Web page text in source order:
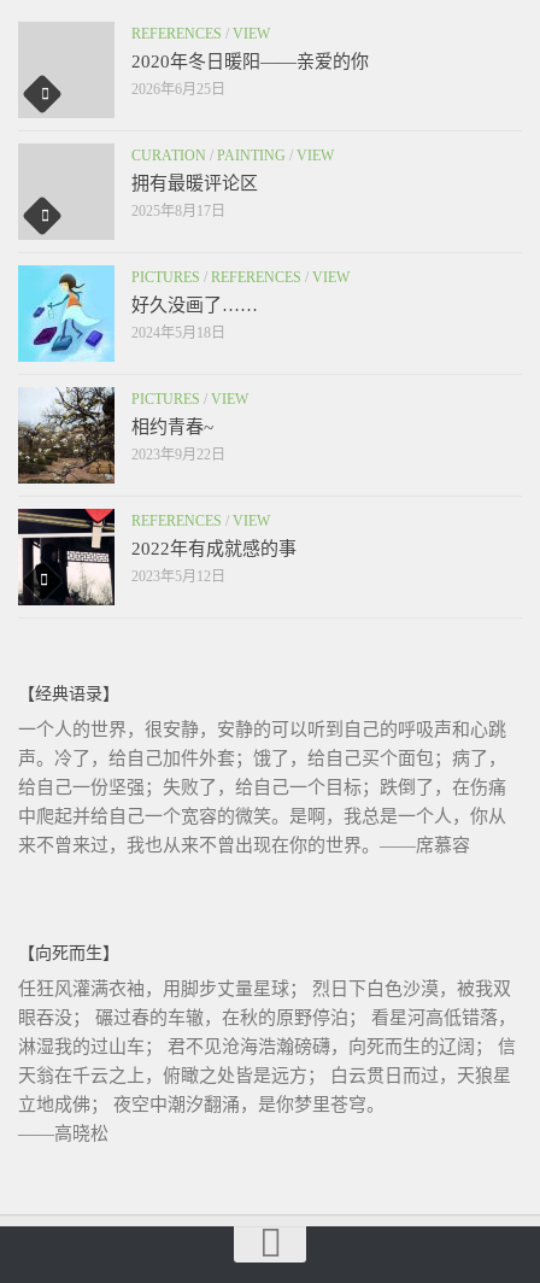
REFERENCES / VIEW
2020年冬日暖阳——亲爱的你
2026年6月25日
CURATION / PAINTING / VIEW
拥有最暖评论区
2025年8月17日
PICTURES / REFERENCES / VIEW
好久没画了……
2024年5月18日
PICTURES / VIEW
相约青春~
2023年9月22日
REFERENCES / VIEW
2022年有成就感的事
2023年5月12日
【经典语录】
一个人的世界，很安静，安静的可以听到自己的呼吸声和心跳
声。冷了，给自己加件外套；饿了，给自己买个面包；病了，
给自己一份坚强；失败了，给自己一个目标；跌倒了，在伤痛
中爬起并给自己一个宽容的微笑。是啊，我总是一个人，你从
来不曾来过，我也从来不曾出现在你的世界。——席慕容
【向死而生】
任狂风灌满衣袖，用脚步丈量星球； 烈日下白色沙漠，被我双
眼吞没； 碾过春的车辙，在秋的原野停泊； 看星河高低错落，
淋湿我的过山车； 君不见沧海浩瀚磅礴，向死而生的辽阔； 信
天翁在千云之上，俯瞰之处皆是远方； 白云贯日而过，天狼星
立地成佛； 夜空中潮汐翻涌，是你梦里苍穹。
——高晓松